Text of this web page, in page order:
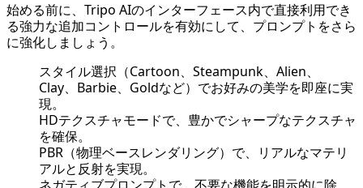
始める前に、Tripo AIのインターフェース内で直接利用でき
る強力な追加コントロールを有効にして、プロンプトをさら
に強化しましょう。
スタイル選択（Cartoon、Steampunk、Alien、
Clay、Barbie、Goldなど）でお好みの美学を即座に実
現。
HDテクスチャモードで、豊かでシャープなテクスチャ
を確保。
PBR（物理ベースレンダリング）で、リアルなマテリ
アルと反射を実現。